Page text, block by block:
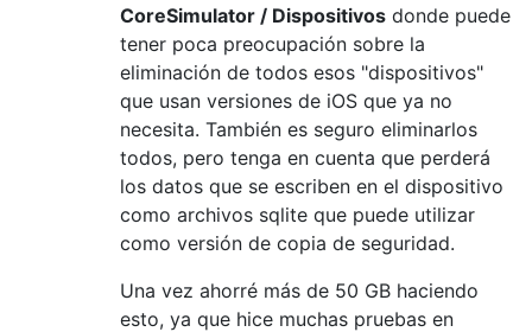
CoreSimulator / Dispositivos donde puede
tener poca preocupación sobre la
eliminación de todos esos "dispositivos"
que usan versiones de iOS que ya no
necesita. También es seguro eliminarlos
todos, pero tenga en cuenta que perderá
los datos que se escriben en el dispositivo
como archivos sqlite que puede utilizar
como versión de copia de seguridad.
Una vez ahorré más de 50 GB haciendo
esto, ya que hice muchas pruebas en